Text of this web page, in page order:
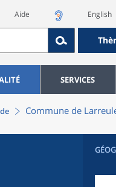
Aide English
SERVICES
Commune de